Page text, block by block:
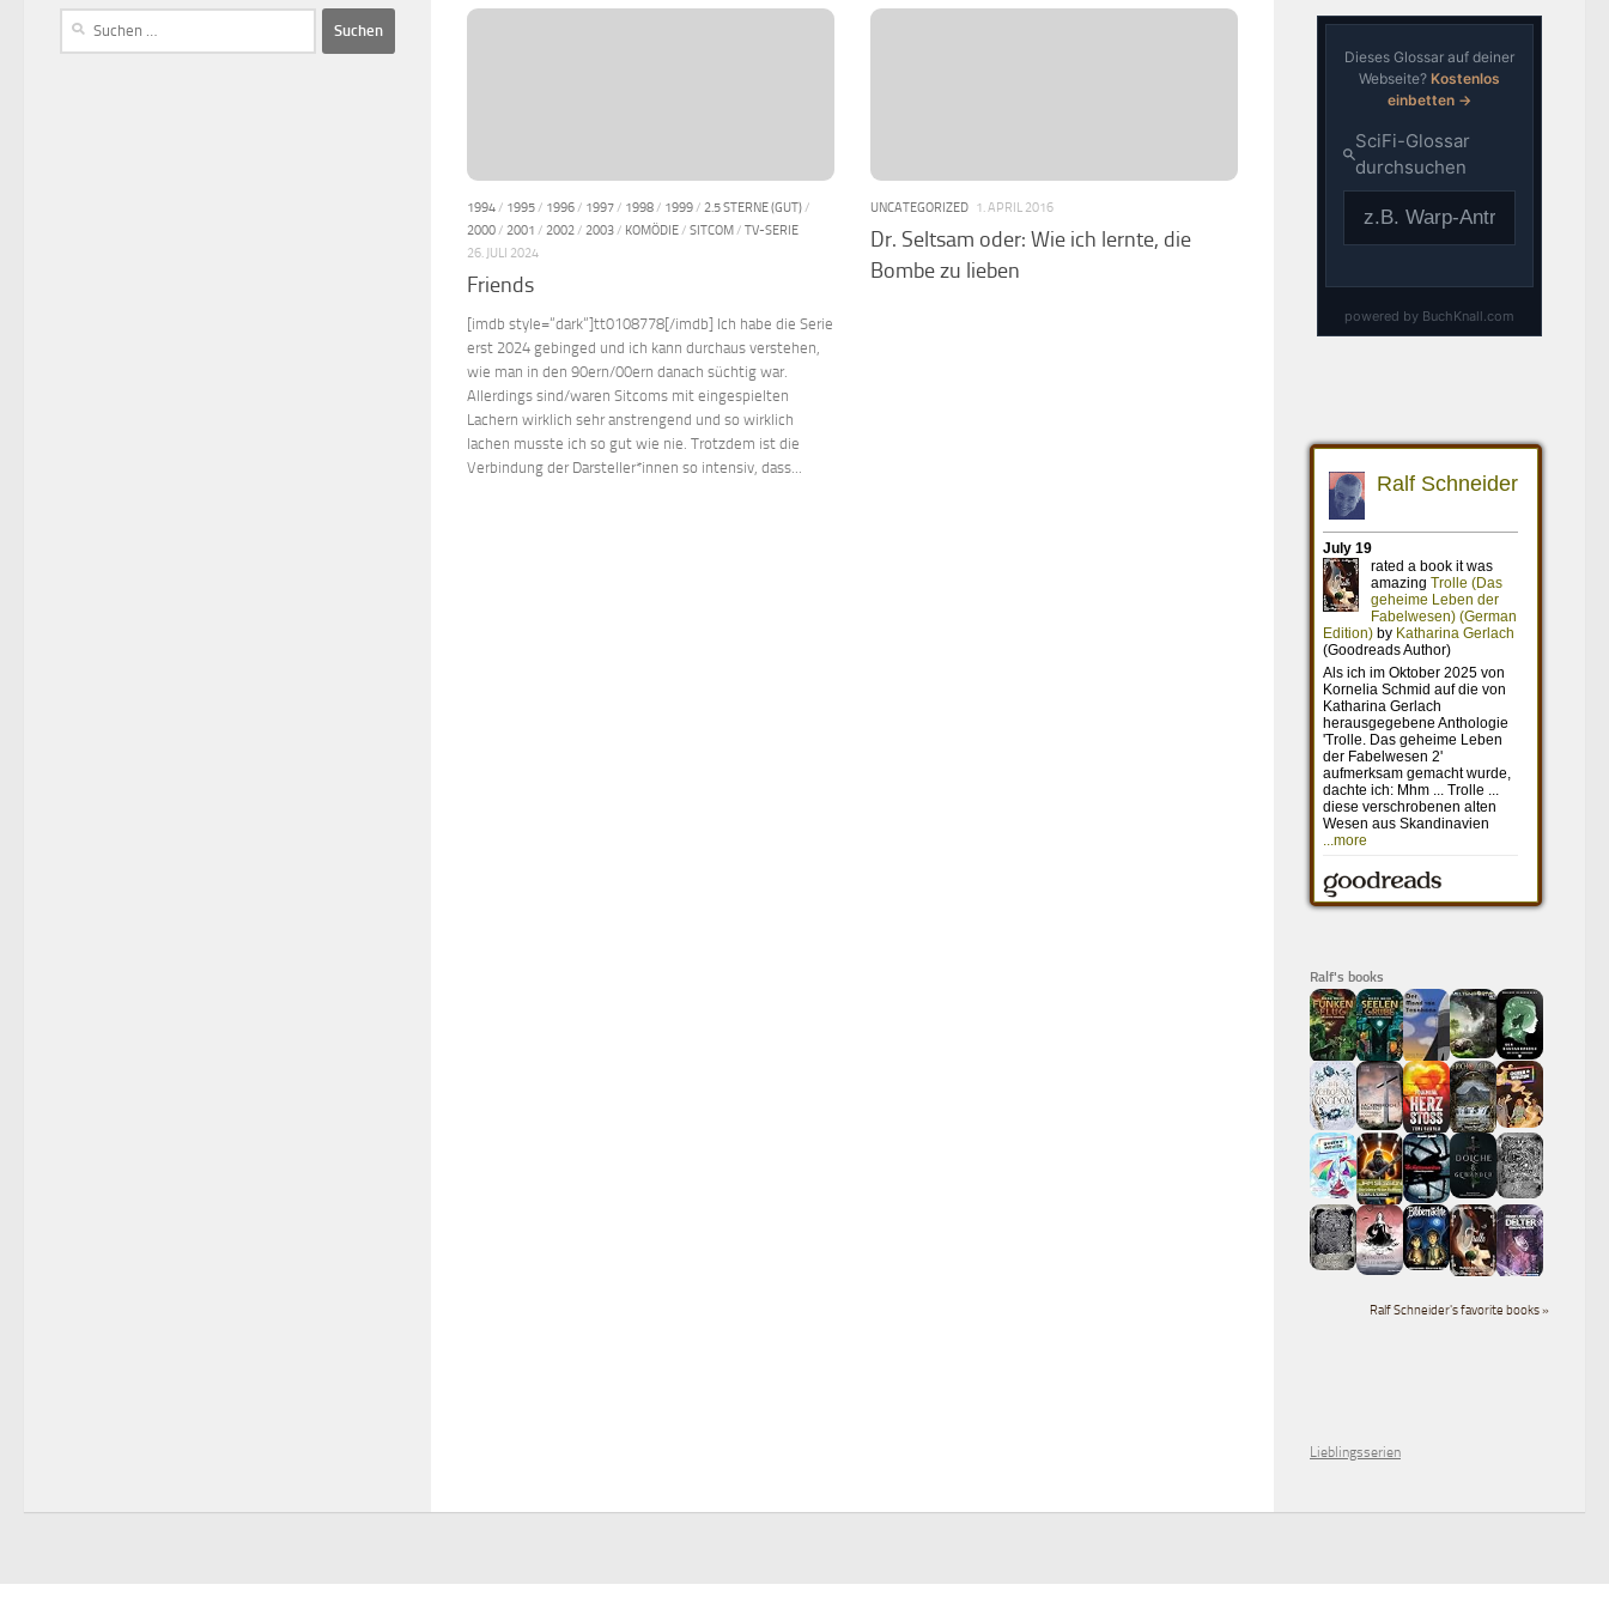
1994/ 1995/ 1996/ 1997/ 1998/ 1999/ 2.5 STERNE (GUT)/
2000/ 2001 / 2002/ 2003/ KOMÖDIE/ SITCOM/ TV-SERIE
26. JULI 2024
Friends
[imdb style=“dark“]tt0108778[/imdb] Ich habe die Serie
erst 2024 gebinged und ich kann durchaus verstehen,
wie man in den 90ern/00ern danach süchtig war.
Allerdings sind/waren Sitcoms mit eingespielten
Lachern wirklich sehr anstrengend und so wirklich
lachen musste ich so gut wie nie. Trotzdem ist die
Verbindung der Darsteller*innen so intensiv, dass...
UNCATEGORIZED 1. APRIL 2016
Dr. Seltsam oder: Wie ich lernte, die
Bombe zu lieben
Ralf's books
Ralf Schneider's favorite books »
Lieblingsserien